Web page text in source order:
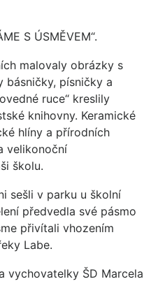
S ÚSMĚVEM“.
malovaly obrázky s
básničky, písničky a
ruce“ kreslily
knihovny. Keramické
hlíny a přírodních
velikonoční
školu.
sešli v parku u školní
předvedla své pásmo
přivítali vhozením
Labe.
ŠD Marcela